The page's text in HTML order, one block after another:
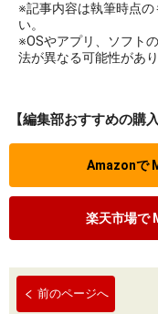
※記事内容は執筆時点の
い。
※OSやアプリ、ソフト
法が異なる可能性があり
【編集部おすすめの購
Amazonで
楽天市場で
前のページへ